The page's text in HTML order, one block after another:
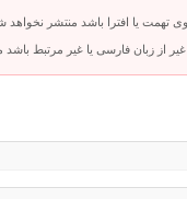
تهمت یا افترا باشد منتشر نخواهد
غیر از زبان فارسی یا غیر مرتبط